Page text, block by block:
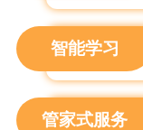
智能学习
管家式服务